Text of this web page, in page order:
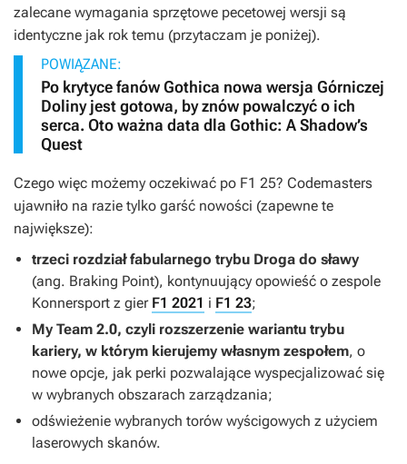
zalecane wymagania sprzętowe pecetowej wersji są
identyczne jak rok temu (przytaczam je poniżej).
POWIĄZANE:
Po krytyce fanów Gothica nowa wersja Górniczej
Doliny jest gotowa, by znów powalczyć o ich
serca. Oto ważna data dla Gothic: A Shadow’s
Quest
Czego więc możemy oczekiwać po F1 25? Codemasters
ujawniło na razie tylko garść nowości (zapewne te
największe):
trzeci rozdział fabularnego trybu Droga do sławy
(ang. Braking Point), kontynuujący opowieść o zespole
Konnersport z gier F1 2021 i F1 23;
My Team 2.0, czyli rozszerzenie wariantu trybu
kariery, w którym kierujemy własnym zespołem, o
nowe opcje, jak perki pozwalające wyspecjalizować się
w wybranych obszarach zarządzania;
odświeżenie wybranych torów wyścigowych z użyciem
laserowych skanów.